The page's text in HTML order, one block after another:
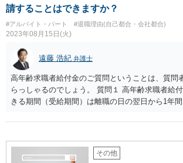
請することはできますか？
#アルバイト・パート #退職理由(自己都合・会社都合)
2023年08月15日(火)
遠藤 浩紀 弁護士
高年齢求職者給付金のご質問ということは、質問
らっしゃるのでしょう。 質問１ 高年齢求職者給
きる期間（受給期間）は離職の日の翌日から1年
う。 質問２ 契約社員でも、雇用保険に加入して
その他